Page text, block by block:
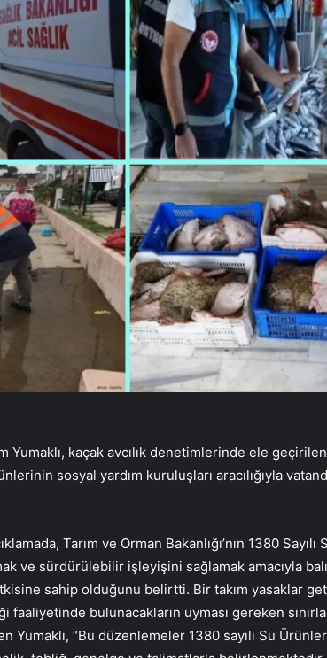
Yumaklı, kaçak avcılık denetimlerinde ele
sosyal yardım kuruluşları aracılığıyla
Tarım ve Orman Bakanlığı’nın 1380
ve sürdürülebilir işleyişini sağlamak amacıyla
sahip olduğunu belirtti. Bir takım yasaklar
bulunacakların uyması gereken
“Bu düzenlemeler 1380 sayılı Su